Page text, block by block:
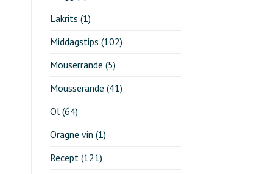
Lakrits (1)
Middagstips (102)
Mouserrande (5)
Mousserande (41)
Öl(64)
Oragne vin (1)
Recept(121)